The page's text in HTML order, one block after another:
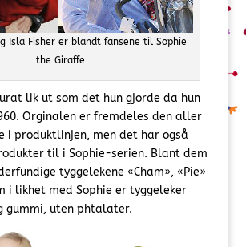
Isla Fisher er blandt fansene til Sophie
the Giraffe
lik ut som det hun gjorde da hun
Orginalen er fremdeles den aller
i produktlinjen, men det har også
til i Sophie-serien. Blant dem
tyggelekene «Cham», «Pie»
i likhet med Sophie er tyggeleker
gummi, uten phtalater.